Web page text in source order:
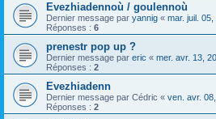
Evezhiadennoù / goulennoù
Dernier message par yannig « mar. juil.
Réponses : 6
prenestr pop up ?
Dernier message par eric « mer. avr. 13,
Réponses : 2
Evezhiadenn
Dernier message par Cédric « ven. avr.
Réponses : 2